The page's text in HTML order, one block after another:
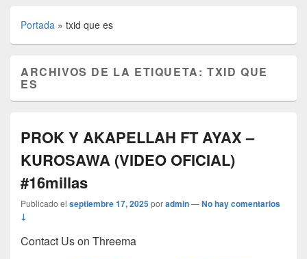
Portada » txid que es
ARCHIVOS DE LA ETIQUETA:TXID QUE
ES
PROK Y AKAPELLAH FT AYAX –
KUROSAWA (VIDEO OFICIAL)
#16millas
Publicado el septiembre 17, 2025poradmin—No hay comentarios
↓
Contact Us on Threema